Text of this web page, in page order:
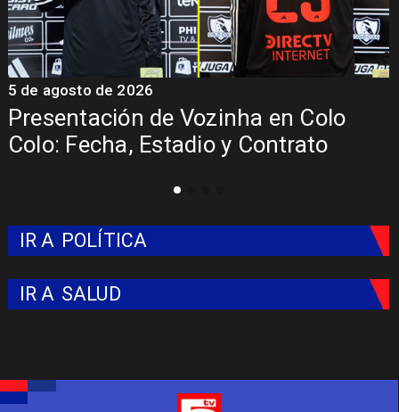
de Vozinha en Colo
Estadio y Contrato
de 2026
La Roja
del
IR A POLÍTICA
IR A SALUD